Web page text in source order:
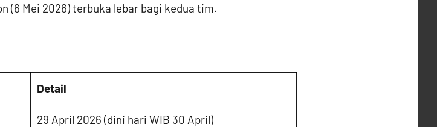
(6 Mei 2026) terbuka lebar bagi kedua tim.
Detail
29 April 2026 (dini hari WIB 30 April)